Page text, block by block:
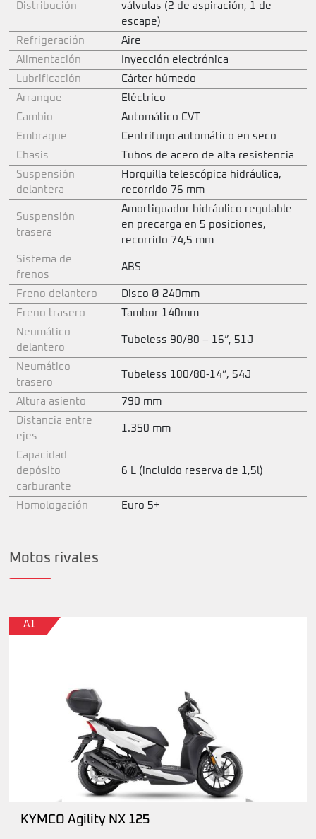
Distribución
válvulas (2 de aspiración, 1 de
escape)
Refrigeración
Aire
Alimentación
Inyección electrónica
Lubrificación
Cárter húmedo
Arranque
Eléctrico
Cambio
Automático CVT
Embrague
Centrifugo automático en seco
Chasis
Tubos de acero de alta resistencia
Suspensión
delantera
Horquilla telescópica hidráulica,
recorrido 76 mm
Suspensión
trasera
Amortiguador hidráulico regulable
en precarga en 5 posiciones,
recorrido 74,5 mm
Sistema de
frenos
ABS
Freno delantero
Disco Ø 240mm
Freno trasero
Tambor 140mm
Neumático
delantero
Tubeless 90/80 – 16”, 51J
Neumático
trasero
Tubeless 100/80-14”, 54J
Altura asiento
790 mm
Distancia entre
ejes
1.350 mm
Capacidad
depósito
carburante
6 L (incluido reserva de 1,5l)
Homologación Euro 5+
Motos rivales
A1
KYMCO Agility NX 125